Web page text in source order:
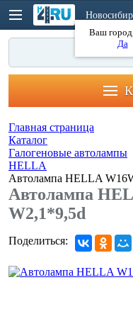
Ваш
Да
Главная страница
Каталог
Галогеновые автолампы
HELLA
Автолампа HELLA
Автолампа
W2,1*9,5d
Поделиться: